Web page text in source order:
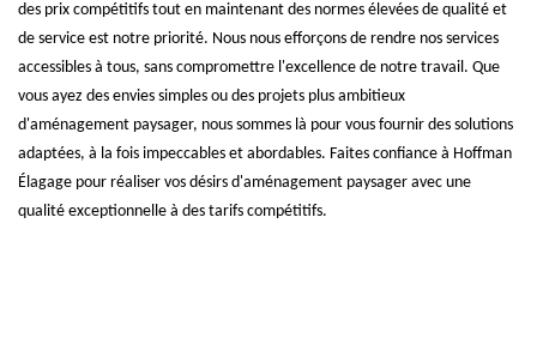
des prix compétitifs tout en maintenant des normes élevées de qualité et
de service est notre priorité. Nous nous efforçons de rendre nos services
accessibles à tous, sans compromettre l'excellence de notre travail. Que
vous ayez des envies simples ou des projets plus ambitieux
d'aménagement paysager, nous sommes là pour vous fournir des solutions
adaptées, à la fois impeccables et abordables. Faites confiance à Hoffman
Élagage pour réaliser vos désirs d'aménagement paysager avec une
qualité exceptionnelle à des tarifs compétitifs.